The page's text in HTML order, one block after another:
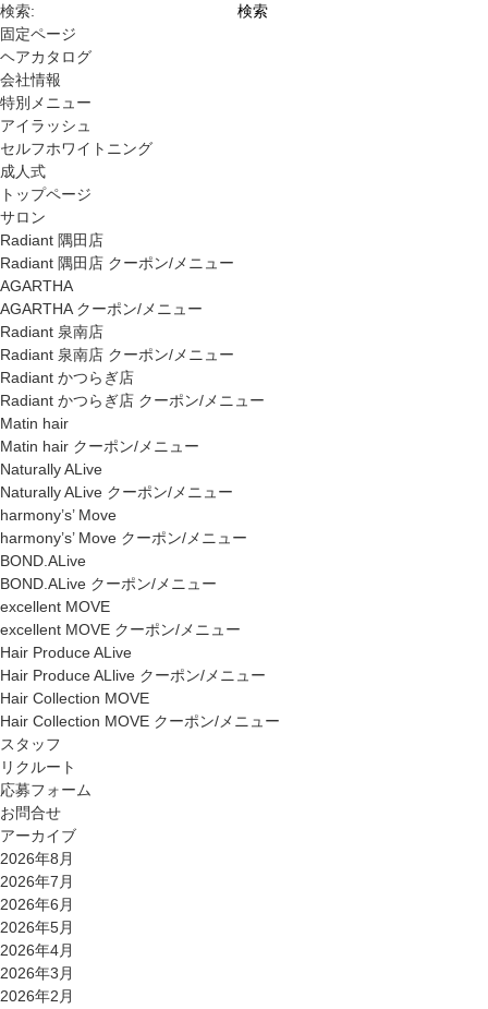
検索:
固定ページ
ヘアカタログ
会社情報
特別メニュー
アイラッシュ
セルフホワイトニング
成人式
トップページ
サロン
Radiant 隅田店
Radiant 隅田店 クーポン/メニュー
AGARTHA
AGARTHA クーポン/メニュー
Radiant 泉南店
Radiant 泉南店 クーポン/メニュー
Radiant かつらぎ店
Radiant かつらぎ店 クーポン/メニュー
Matin hair
Matin hair クーポン/メニュー
Naturally ALive
Naturally ALive クーポン/メニュー
harmony’s’ Move
harmony’s’ Move クーポン/メニュー
BOND.ALive
BOND.ALive クーポン/メニュー
excellent MOVE
excellent MOVE クーポン/メニュー
Hair Produce ALive
Hair Produce ALlive クーポン/メニュー
Hair Collection MOVE
Hair Collection MOVE クーポン/メニュー
スタッフ
リクルート
応募フォーム
お問合せ
アーカイブ
2026年8月
2026年7月
2026年6月
2026年5月
2026年4月
2026年3月
2026年2月